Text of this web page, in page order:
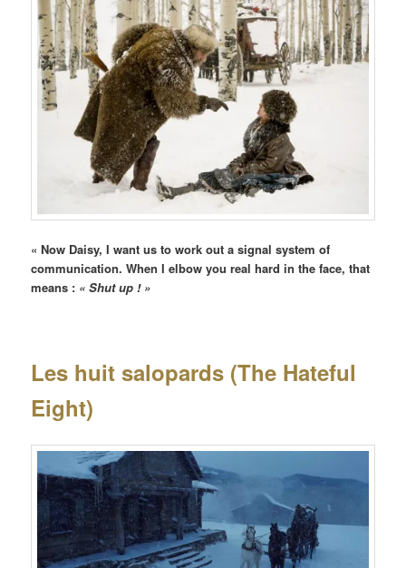
« Now Daisy, I want us to work out a signal system of
communication. When I elbow you real hard in the face, that
means : « Shut up ! »
Les huit salopards (The Hateful
Eight)